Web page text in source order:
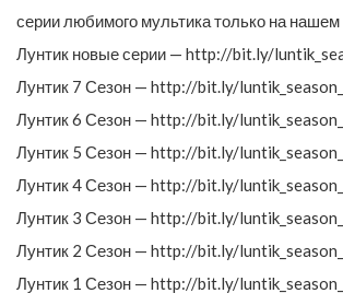
серии любимого мультика только на нашем
Лунтик новые серии — http://bit.ly/
Лунтик 7 Сезон — http://bit.ly/
Лунтик 6 Сезон — http://bit.ly/
Лунтик 5 Сезон — http://bit.ly/
Лунтик 4 Сезон — http://bit.ly/
Лунтик 3 Сезон — http://bit.ly/
Лунтик 2 Сезон — http://bit.ly/
Лунтик 1 Сезон — http://bit.ly/